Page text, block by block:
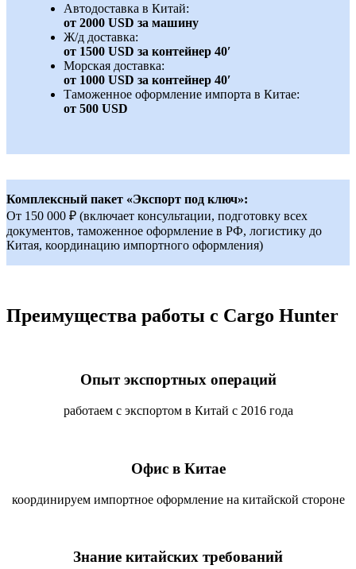
Автодоставка в Китай:
от 2000 USD за машину
Ж/д доставка:
от 1500 USD за контейнер 40′
Морская доставка:
от 1000 USD за контейнер 40′
Таможенное оформление импорта в Китае:
от 500 USD
Комплексный пакет «Экспорт под ключ»:
От 150 000 ₽ (включает консультации, подготовку всех
документов, таможенное оформление в РФ, логистику до
Китая, координацию импортного оформления)
Преимущества работы с Cargo Hunter
Опыт экспортных операций
работаем с экспортом в Китай с 2016 года
Офис в Китае
координируем импортное оформление на китайской стороне
Знание китайских требований